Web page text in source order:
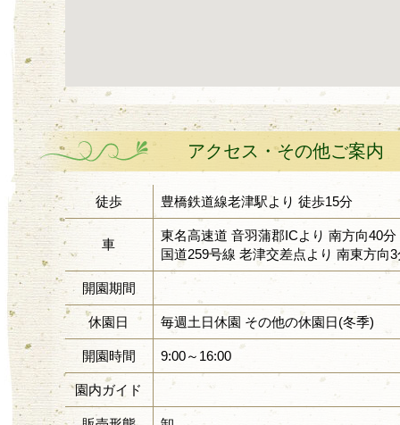
アクセス・その他ご案内
徒歩 豊橋鉄道線老津駅より 徒歩15分
車
東名高速道 音羽蒲郡ICより 南方向40分
国道259号線 老津交差点より 南東方向
開園期間
休園日 毎週土日休園 その他の休園日(冬季)
開園時間 9:00～16:00
園内ガイド